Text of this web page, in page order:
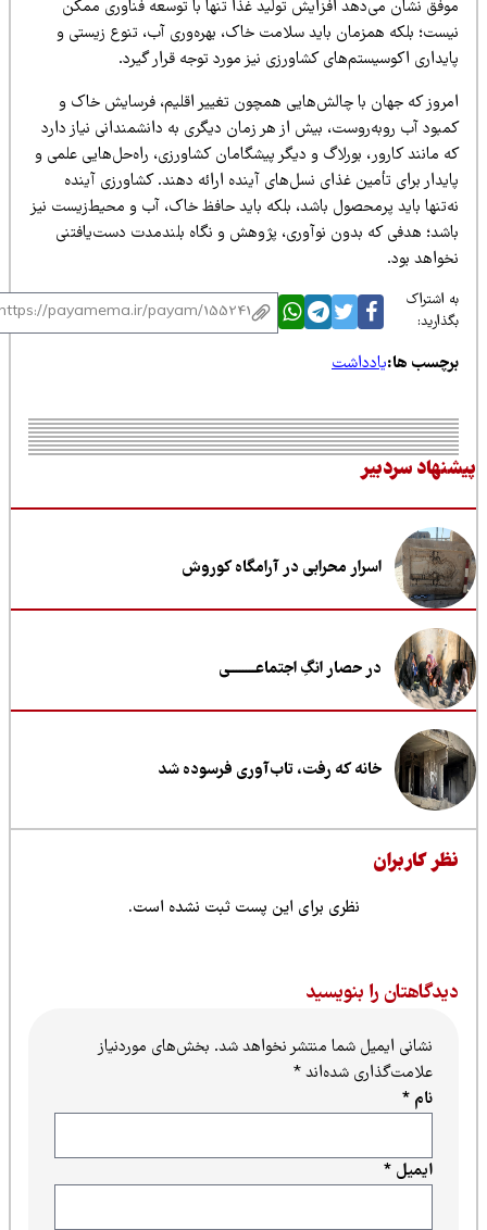
نشان می‌دهد افزایش تولید غذا تنها با توسعه فناوری ممکن
بلکه همزمان باید سلامت خاک، بهره‌وری آب، تنوع زیستی و
اکوسیستم‌های کشاورزی نیز مورد توجه قرار گیرد.
که جهان با چالش‌هایی همچون تغییر اقلیم، فرسایش خاک و
آب روبه‌روست، بیش از هر زمان دیگری به دانشمندانی نیاز دارد
مانند کارور، بورلاگ و دیگر پیشگامان کشاورزی، راه‌حل‌هایی علمی و
برای تأمین غذای نسل‌های آینده ارائه دهند. کشاورزی آینده
باید پرمحصول باشد، بلکه باید حافظ خاک، آب و محیط‌زیست نیز
هدفی که بدون نوآوری، پژوهش و نگاه بلندمدت دست‌یافتنی
بود.
اشتراک
ها:یادداشت
سردبیر
اسرار محرابی در آرامگاه کوروش
در حصار انگِ اجتماعــــــــی
خانه که رفت، تاب‌آوری فرسوده شد
کاربران
نظری برای این پست ثبت نشده است.
را بنویسید
نشانی ایمیل شما منتشر نخواهد شد.بخش‌های موردنیاز
علامت‌گذاری شده‌اند*
ایمیل*